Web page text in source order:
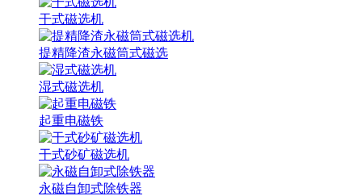
干式磁选机
提精降渣永磁筒式磁选
湿式磁选机
起重电磁铁
干式砂矿磁选机
永磁自卸式除铁器